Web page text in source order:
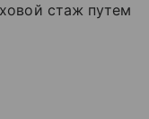
стаж путем